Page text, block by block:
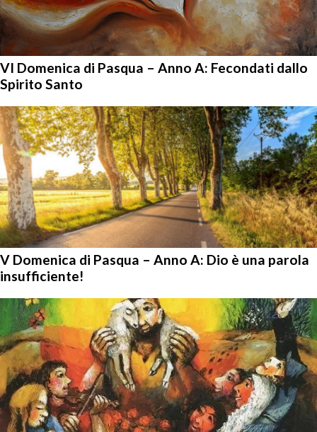
VI Domenica di Pasqua – Anno A: Fecondati dallo
Spirito Santo
V Domenica di Pasqua – Anno A: Dio è una parola
insufficiente!